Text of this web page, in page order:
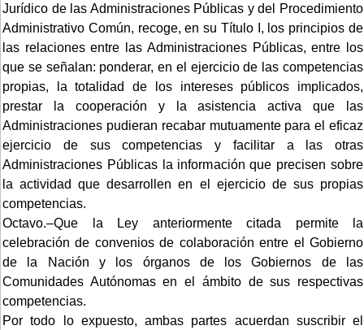
Jurídico de las Administraciones Públicas y del Procedimiento
Administrativo Común, recoge, en su Título I, los principios de
las relaciones entre las Administraciones Públicas, entre los
que se señalan: ponderar, en el ejercicio de las competencias
propias, la totalidad de los intereses públicos implicados,
prestar la cooperación y la asistencia activa que las
Administraciones pudieran recabar mutuamente para el eficaz
ejercicio de sus competencias y facilitar a las otras
Administraciones Públicas la información que precisen sobre
la actividad que desarrollen en el ejercicio de sus propias
competencias.
Octavo.–Que la Ley anteriormente citada permite la
celebración de convenios de colaboración entre el Gobierno
de la Nación y los órganos de los Gobiernos de las
Comunidades Autónomas en el ámbito de sus respectivas
competencias.
Por todo lo expuesto, ambas partes acuerdan suscribir el